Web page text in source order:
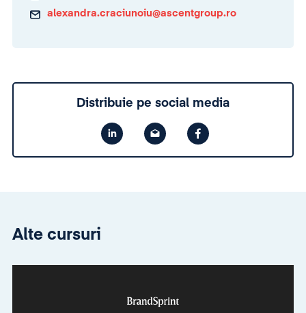
alexandra.craciunoiu@ascentgroup.ro
Distribuie pe social media
Alte cursuri